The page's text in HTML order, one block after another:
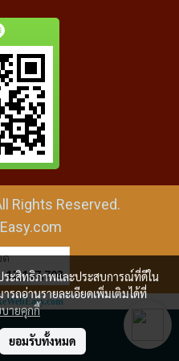
Rights Reserved.
ด
12,167,703
ระสิทธิภาพและประสบการณ์ที่ดีใน
รถอ่านรายละเอียดเพิ่มเติมได้ที่
บายคุกกี้
ยอมรับทั้งหมด